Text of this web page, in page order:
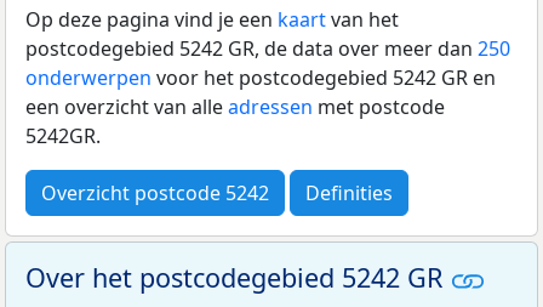
Op deze pagina vind je een kaartvan het
postcodegebied 5242 GR, de data over meer dan 250
onderwerpen voor het postcodegebied 5242 GR en
een overzicht van alleadressen met postcode
5242GR.
Overzicht postcode 5242 Definities
Over het postcodegebied 5242 GR